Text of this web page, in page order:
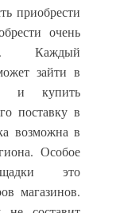
приобрести
очень
Каждый
зайти в
и купить
поставку в
возможна в
Особое
это
магазинов.